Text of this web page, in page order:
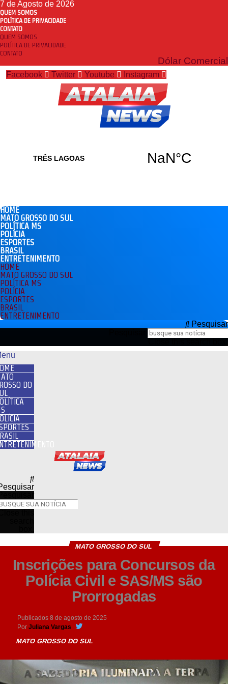
7 de Agosto de 2026
QUEM SOMOS
POLÍTICA DE PRIVACIDADE
CONTATO
QUEM SOMOS
POLÍTICA DE PRIVACIDADE
CONTATO
Dólar Comercial
Facebook Twitter Youtube Instagram
HOME
MATO GROSSO DO SUL
POLÍTICA MS
POLÍCIA
ESPORTES
BRASIL
ENTRETENIMENTO
HOME
MATO GROSSO DO SUL
POLÍTICA MS
POLÍCIA
ESPORTES
BRASIL
ENTRETENIMENTO
Pesquisar
DO
MATO GROSSO DO SUL
Inscrições para Concursos da
Polícia Civil e SAS/MS são
Prorrogadas
Publicados 8 de agosto de 2025
Por Juliana Vargas
MATO GROSSO DO SUL